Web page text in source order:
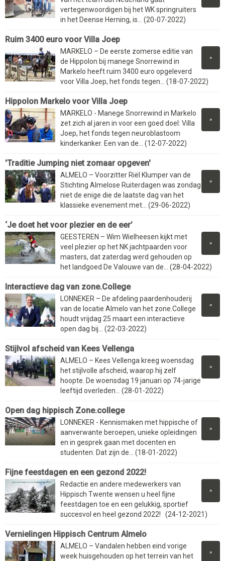
vertegenwoordigen bij het WK springruiters
in het Deense Herning, is... (20-07-2022)
Ruim 3400 euro voor Villa Joep
»
MARKELO – De eerste zomerse editie van
de Hippolon bij manege Snorrewind in
Markelo heeft ruim 3400 euro opgeleverd
voor Villa Joep, het fonds tegen... (18-07-2022)
Hippolon Markelo voor Villa Joep
»
MARKELO - Manege Snorrewind in Markelo
zet zich al jaren in voor een goed doel: Villa
Joep, het fonds tegen neuroblastoom
kinderkanker. Een van de... (12-07-2022)
'Traditie Jumping niet zomaar opgeven'
»
ALMELO – Voorzitter Riël Klumper van de
Stichting Almelose Ruiterdagen was zondag
niet de enige die de laatste dag van het
klassieke evenement met... (29-06-2022)
‘Je doet het voor plezier en de eer’
»
GEESTEREN – Wim Wielheesen kijkt met
veel plezier op het NK jachtpaarden voor
masters, dat zaterdag werd gehouden op
het landgoed De Valouwe van de... (28-04-2022)
Interactieve dag van zone.College
»
LONNEKER – De afdeling paardenhouderij
van de locatie Almelo van het zone.College
houdt vrijdag 25 maart een interactieve
open dag bij... (22-03-2022)
Stijlvol afscheid van Kees Vellenga
»
ALMELO – Kees Vellenga kreeg woensdag
het stijlvolle afscheid, waarop hij zelf
hoopte. De woensdag 19 januari op 74-jarige
leeftijd overleden... (28-01-2022)
Open dag hippisch Zone.college
»
LONNEKER - Kennismaken met hippische of
aanverwante beroepen, unieke opleidingen
en in gesprek gaan met docenten en
studenten. Dat zijn de... (18-01-2022)
Fijne feestdagen en een gezond 2022!
»
Redactie en andere medewerkers van
Hippisch Twente wensen u heel fijne
feestdagen toe en een gelukkig, sportief
succesvol en heel gezond 2022! (24-12-2021)
Vernielingen Hippisch Centrum Almelo
»
ALMELO – Vandalen hebben eind vorige
week huisgehouden op het terrein van het